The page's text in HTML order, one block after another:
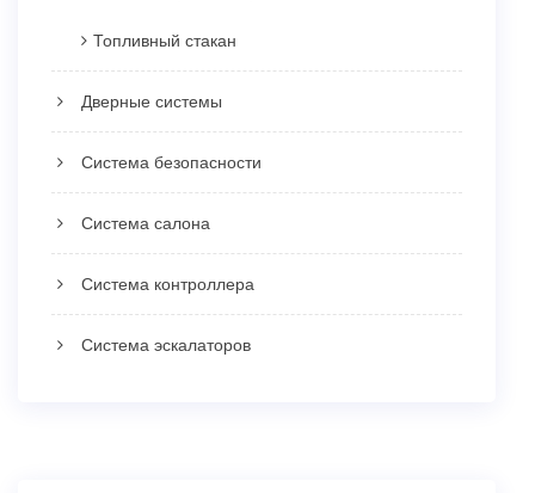
Топливный стакан
Дверные системы
Система безопасности
Система салона
Система контроллера
Система эскалаторов